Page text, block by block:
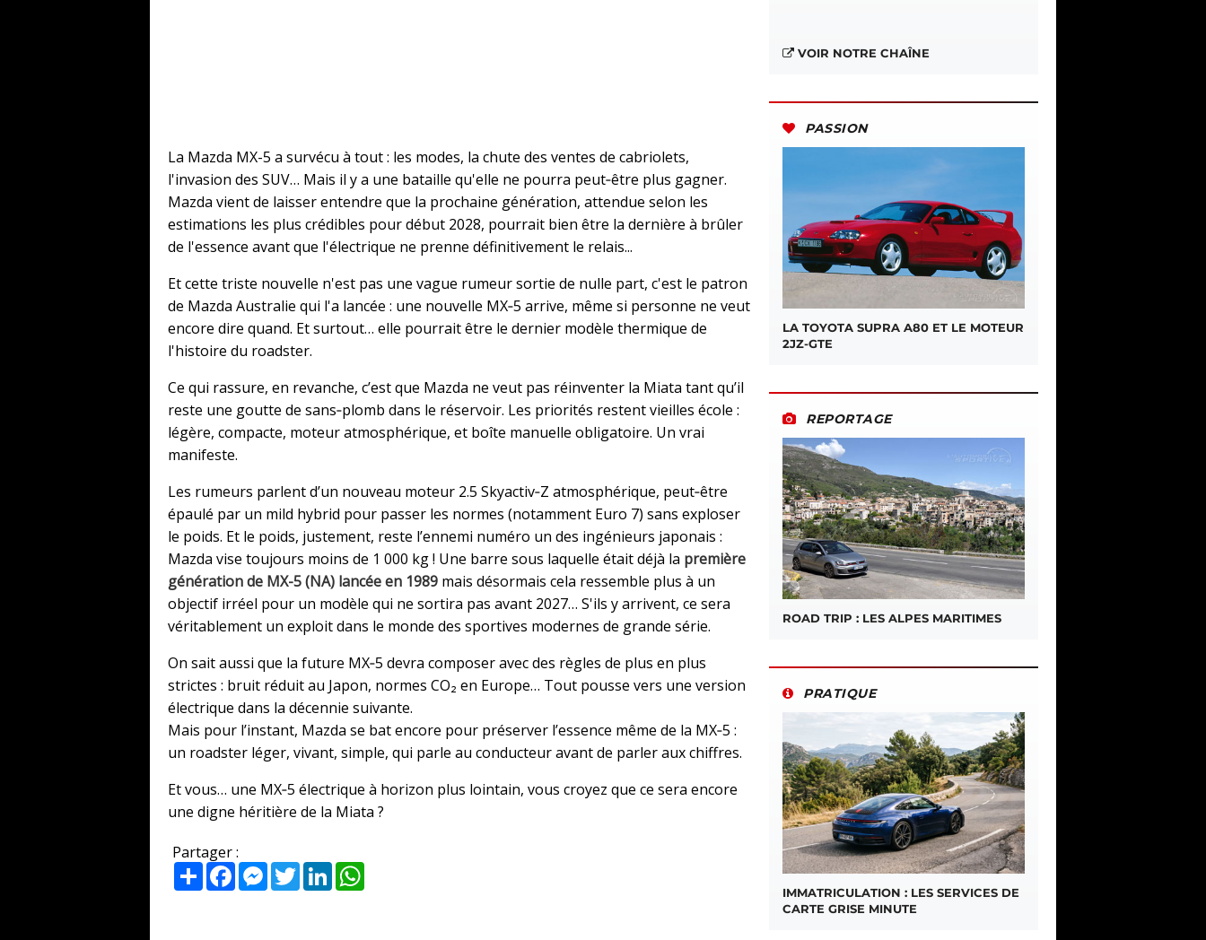
La Mazda MX-5 a survécu à tout : les modes, la chute des ventes de cabriolets,
l'invasion des SUV… Mais il y a une bataille qu'elle ne pourra peut‑être plus gagner.
Mazda vient de laisser entendre que la prochaine génération, attendue selon les
estimations les plus crédibles pour début 2028, pourrait bien être la dernière à brûler
de l'essence avant que l'électrique ne prenne définitivement le relais...
Et cette triste nouvelle n'est pas une vague rumeur sortie de nulle part, c'est le patron
de Mazda Australie qui l'a lancée : une nouvelle MX‑5 arrive, même si personne ne veut
encore dire quand. Et surtout… elle pourrait être le dernier modèle thermique de
l'histoire du roadster.
Ce qui rassure, en revanche, c’est que Mazda ne veut pas réinventer la Miata tant qu’il
reste une goutte de sans‑plomb dans le réservoir. Les priorités restent vieilles école :
légère, compacte, moteur atmosphérique, et boîte manuelle obligatoire. Un vrai
manifeste.
Les rumeurs parlent d’un nouveau moteur 2.5 Skyactiv‑Z atmosphérique, peut‑être
épaulé par un mild hybrid pour passer les normes (notamment Euro 7) sans exploser
le poids. Et le poids, justement, reste l’ennemi numéro un des ingénieurs japonais :
Mazda vise toujours moins de 1 000 kg ! Une barre sous laquelle était déjà la première
génération de MX-5 (NA) lancée en 1989 mais désormais cela ressemble plus à un
objectif irréel pour un modèle qui ne sortira pas avant 2027… S'ils y arrivent, ce sera
véritablement un exploit dans le monde des sportives modernes de grande série.
On sait aussi que la future MX‑5 devra composer avec des règles de plus en plus
strictes : bruit réduit au Japon, normes CO₂ en Europe… Tout pousse vers une version
électrique dans la décennie suivante.
Mais pour l’instant, Mazda se bat encore pour préserver l’essence même de la MX‑5 :
un roadster léger, vivant, simple, qui parle au conducteur avant de parler aux chiffres.
Et vous… une MX‑5 électrique à horizon plus lointain, vous croyez que ce sera encore
une digne héritière de la Miata ?
Partager :
PartagerFacebookMessenger
TwitterLinkedIn
VOIR NOTRE CHAÎNE
PASSION
LA TOYOTA SUPRA A80 ET LE MOTEUR
2JZ-GTE
REPORTAGE
ROAD TRIP : LES ALPES MARITIMES
PRATIQUE
IMMATRICULATION : LES SERVICES DE
CARTE GRISE MINUTE